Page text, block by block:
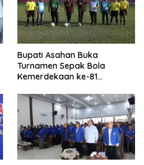
Bupati Asahan Buka
Turnamen Sepak Bola
Kemerdekaan ke-81
0208/Asahan